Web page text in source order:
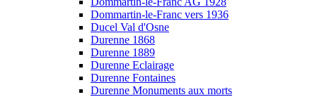
Dommartin-le-Franc vers 1936
Ducel Val d'Osne
Durenne 1868
Durenne 1889
Durenne Eclairage
Durenne Fontaines
Durenne Monuments aux morts